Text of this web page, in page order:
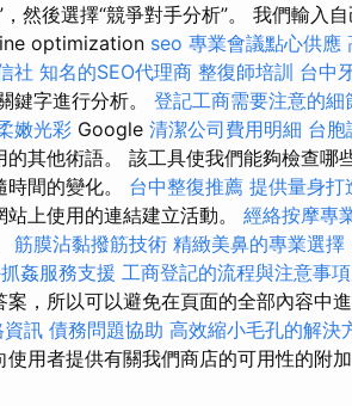
然後選擇“競爭對手分析”。 我們輸入
optimization seo 專業會議點心供應
社 知名的SEO代理商 整復師培訓 台中
鍵字進行分析。 登記工商需要注意的細
嫩光彩 Google 清潔公司費用明細 台胞
其他術語。 該工具使我們能夠檢查哪
間的變化。 台中整復推薦 提供量身打
上使用的連結建立活動。 經絡按摩專
筋膜沾黏撥筋技術 精緻美鼻的專業選擇
姦服務支援 工商登記的流程與注意事項
，所以可以避免在頁面的全部內容中
訊 債務問題協助 高效縮小毛孔的解決
用者提供有關我們商店的可用性的附